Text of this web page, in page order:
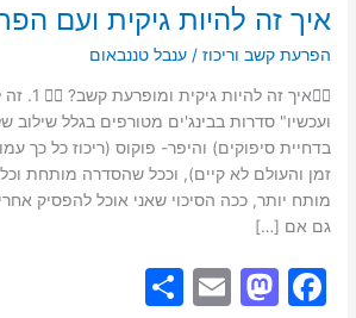
איך זה להיות גיקית ועם
הפרעת קשב וריכוז /ענבל טננבאום
🧙‍♀️איך זה
ועכשיו" סדרות בבינג'ים מטורפים בגלל שילוב
בדחיית סיפוקים) והיפר- פוקוס (ריכוז כל כך
זמן והעולם לא קיים), וככל שהסדרה מותחת
גם אם […]
F
M
E